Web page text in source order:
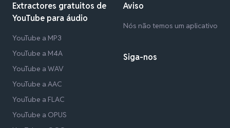
Extractores gratuitos de
YouTube para áudio
YouTube a MP3
YouTube a M4A
YouTube a WAV
YouTube a AAC
YouTube a FLAC
YouTube a OPUS
Aviso
Nós não temos um aplicativo
Siga-nos